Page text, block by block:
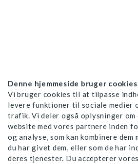
Denne hjemmeside bruger cookies
Vi bruger cookies til at tilpasse
levere funktioner til sociale medier
trafik. Vi deler også oplysninger om
website med vores partnere inden
og analyse, som kan kombinere dem
du har givet dem, eller som de har
deres tjenester. Du accepterer